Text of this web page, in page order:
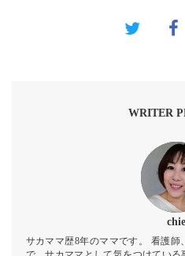
WRITER
chie
サカママ歴8年のママです。 看護